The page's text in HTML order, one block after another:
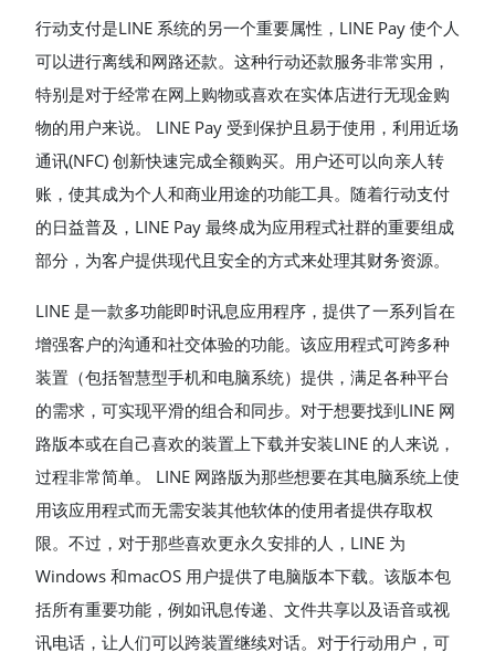
行动支付是LINE 系统的另一个重要属性，LINE Pay 使个人
可以进行离线和网路还款。这种行动还款服务非常实用，
特别是对于经常在网上购物或喜欢在实体店进行无现金购
物的用户来说。 LINE Pay 受到保护且易于使用，利用近场
通讯(NFC) 创新快速完成全额购买。用户还可以向亲人转
账，使其成为个人和商业用途的功能工具。随着行动支付
的日益普及，LINE Pay 最终成为应用程式社群的重要组成
部分，为客户提供现代且安全的方式来处理其财务资源。
LINE 是一款多功能即时讯息应用程序，提供了一系列旨在
增强客户的沟通和社交体验的功能。该应用程式可跨多种
装置（包括智慧型手机和电脑系统）提供，满足各种平台
的需求，可实现平滑的组合和同步。对于想要找到LINE 网
路版本或在自己喜欢的装置上下载并安装LINE 的人来说，
过程非常简单。 LINE 网路版为那些想要在其电脑系统上使
用该应用程式而无需安装其他软体的使用者提供存取权
限。不过，对于那些喜欢更永久安排的人，LINE 为
Windows 和macOS 用户提供了电脑版本下载。该版本包
括所有重要功能，例如讯息传递、文件共享以及语音或视
讯电话，让人们可以跨装置继续对话。对于行动用户，可